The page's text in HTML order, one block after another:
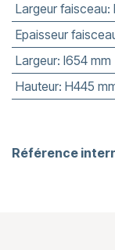
Largeur faisceau:
Epaisseur
Largeur: l654 mm
Hauteur: H445
Référence